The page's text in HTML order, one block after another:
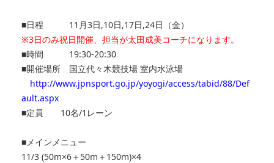
■日程 11月3日,10日,17日,24日（金）
※3日のみ祝日開催、担当が太田成美コーチになります。
■時間 19:30-20:30
■開催場所
国立代々木競技場 室内水泳場
http://www.jpnsport.go.jp/yoyogi/access/tabid/88/Def
ault.aspx
■定員 10名/1レーン
■メインメニュー
11/3 (50m×6＋50m＋150m)×4